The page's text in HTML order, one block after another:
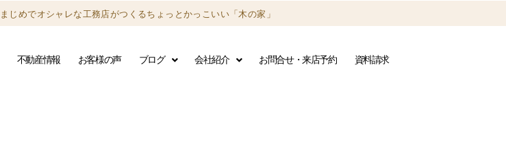
まじめでオシャレな工務店がつくるちょっとかっこいい「木の家」
不動産情報 お客様の声 ブログ 会社紹介 お問合せ・来店予約 資料請求